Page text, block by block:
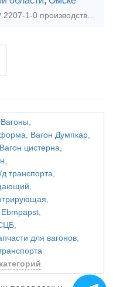
Вагоны,
, Вагон Думпкар,
Вагон цистерна,
,
транспорта,
,
,
Ebmpapst,
,
для вагонов,